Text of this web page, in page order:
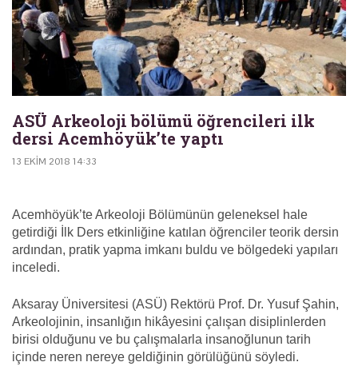
ASÜ Arkeoloji bölümü öğrencileri ilk
dersi Acemhöyük’te yaptı
13 EKIM 2018 14:33
Acemhöyük’te Arkeoloji Bölümünün geleneksel hale
getirdiği İlk Ders etkinliğine katılan öğrenciler teorik dersin
ardından, pratik yapma imkanı buldu ve bölgedeki yapıları
inceledi.
Aksaray Üniversitesi (ASÜ) Rektörü Prof. Dr. Yusuf Şahin,
Arkeolojinin, insanlığın hikâyesini çalışan disiplinlerden
birisi olduğunu ve bu çalışmalarla insanoğlunun tarih
içinde neren nereye geldiğinin görülüğünü söyledi.